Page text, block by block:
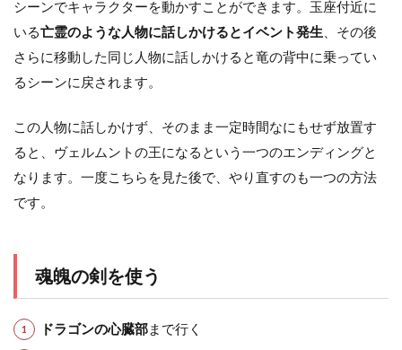
シーンでキャラクターを動かすことができます。玉座付近に
いる亡霊のような人物に話しかけるとイベント発生 、その後
さらに移動した同じ人物に話しかけると竜の背中に乗ってい
るシーンに戻されます。
この人物に話しかけず、そのまま一定時間なにもせず放置す
ると、ヴェルムントの王になるという一つのエンディングと
なります。一度こちらを見た後で、やり直すのも一つの方法
です。
魂魄の剣を使う
ドラゴンの心臓部まで行く